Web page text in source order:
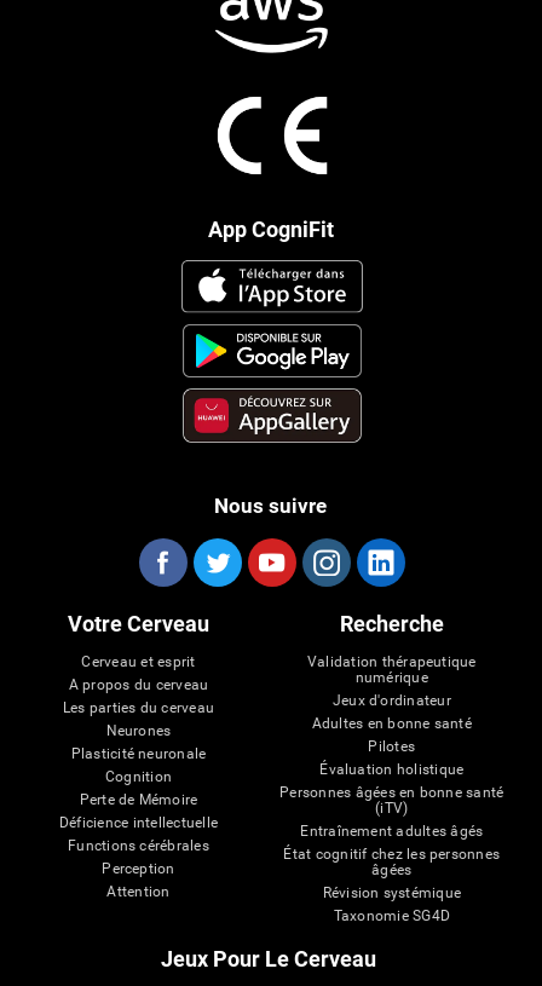
App CogniFit
Nous suivre
Votre Cerveau
Cerveau et esprit
A propos du cerveau
Les parties du cerveau
Neurones
Plasticité neuronale
Cognition
Perte de Mémoire
Déficience intellectuelle
Functions cérébrales
Perception
Attention
Recherche
Validation thérapeutique
numérique
Jeux d'ordinateur
Adultes en bonne santé
Pilotes
Évaluation holistique
Personnes âgées en bonne santé
(iTV)
Entraînement adultes âgés
État cognitif chez les personnes
âgées
Révision systémique
Taxonomie SG4D
Jeux Pour Le Cerveau